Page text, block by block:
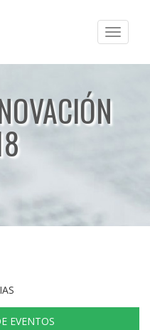
Toggle
EVENTOS